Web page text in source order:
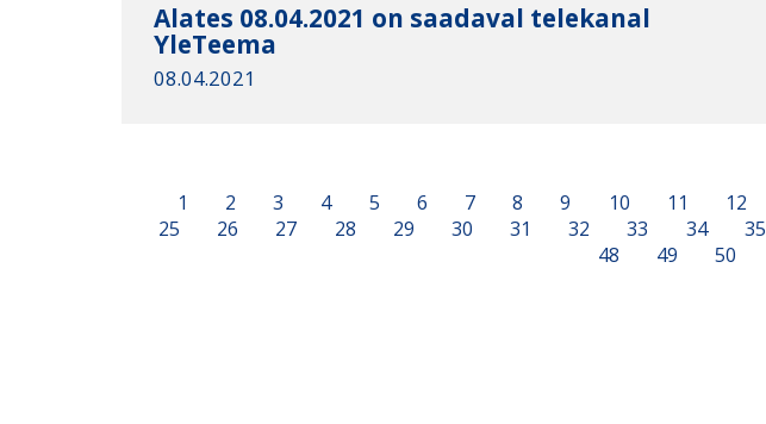
Alates 08.04.2021 on saadaval telekanal
YleTeema
08.04.2021
1 2 3 4 5 6 7 8 9 10 11 12
25
26 27 28 29 30 31 32 33 34 35
48
49 50